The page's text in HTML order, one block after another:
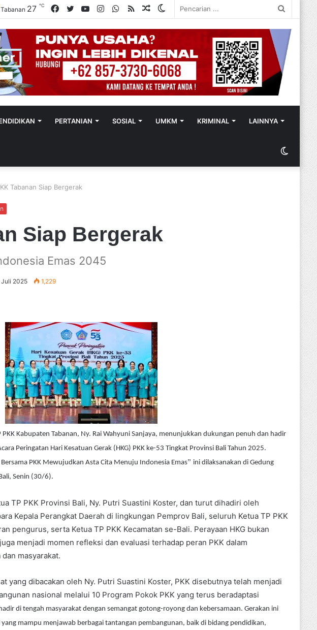
Switch
Random
RSS
WhatsApp
Instagram
YouTube
Twitter
Facebook
Tabanan 27℃
PERTANIAN SOSIAL UMKM KRIMINAL LAINNYA
Switch
skin
Tabanan Siap Bergerak
Siap Bergerak
Emas 2045
Juli 2025 1,229
PKK Kabupaten Tabanan, Ny. Rai Wahyuni Sanjaya, menunjukkan dukungan penuh dan hadir
Peringatan Hari Kesatuan Gerak (HKG) PKK ke-53 Tingkat Provinsi Bali Tahun 2025.
Bersama PKK Mewujudkan Asta Cita Menuju Indonesia Emas” ini dilaksanakan di Gedung
Senin (30/6).
TP PKK Provinsi Bali, Ny. Putri Suastini Koster, dan turut dihadiri oleh
Kepala Perangkat Daerah di lingkungan Pemprov Bali, seluruh Ketua TP PKK
pengurus, serta Ketua TP PKK Kecamatan se-Bali. Perayaan HKG bukan
menjadi momen refleksi dan evaluasi terhadap peran PKK dalam
masyarakat.
yang dibacakan oleh Ny. Putri Suastini Koster, PKK disebutnya telah menjadi
nasional melalui 10 Program Pokok PKK yang terus beradaptasi
di tengah masyarakat dengan semangat gotong-royong dan kebersamaan. Gerakan ini
mampu menjawab berbagai tantangan pembangunan, baik di bidang pendidikan,